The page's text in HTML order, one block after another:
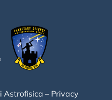
Astrofisica – Privacy